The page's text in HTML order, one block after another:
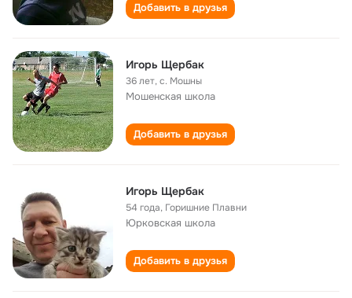
Добавить в друзья
Игорь Щербак
36 лет,с. Мошны
Мошенская школа
Добавить в друзья
Игорь Щербак
54 года, Горишние Плавни
Юрковская школа
Добавить в друзья